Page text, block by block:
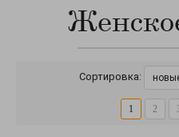
Сортировка:
1 2